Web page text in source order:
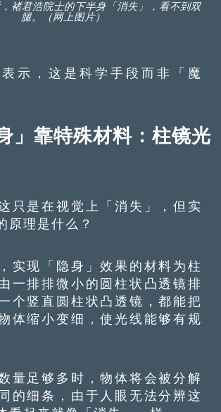
褚君浩院士的下半身「消失」，看不到双
腿。（网上图片）
，这是科学手段而非「魔
」靠特殊材料：柱镜光
是在视觉上「消失」，但实
原理是什么？
现「隐身」效果的材料为柱
一排排微小的圆柱状凸透镜排
个竖直圆柱状凸透镜，都能把
体缩小变细，使光线能够有规
足够多时，物体将会被分解
的细条，由于人眼无法分辨这